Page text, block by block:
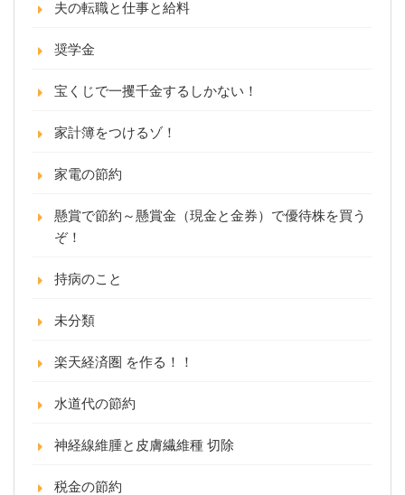
夫の転職と仕事と給料
奨学金
宝くじで一攫千金するしかない！
家計簿をつけるゾ！
家電の節約
懸賞で節約～懸賞金（現金と金券）で優待株を買う
ぞ！
持病のこと
未分類
楽天経済圏 を作る！！
水道代の節約
神経線維腫と皮膚繊維種 切除
税金の節約